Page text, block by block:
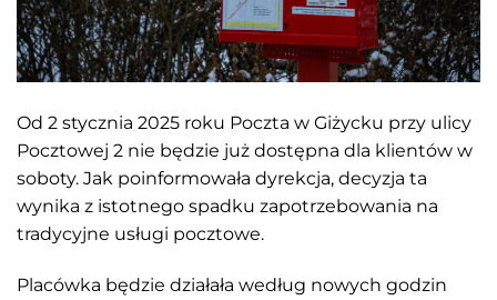
Od 2 stycznia 2025 roku Poczta w Giżycku przy ulicy
Pocztowej 2 nie będzie już dostępna dla klientów w
soboty. Jak poinformowała dyrekcja, decyzja ta
wynika z istotnego spadku zapotrzebowania na
tradycyjne usługi pocztowe.
Placówka będzie działała według nowych godzin